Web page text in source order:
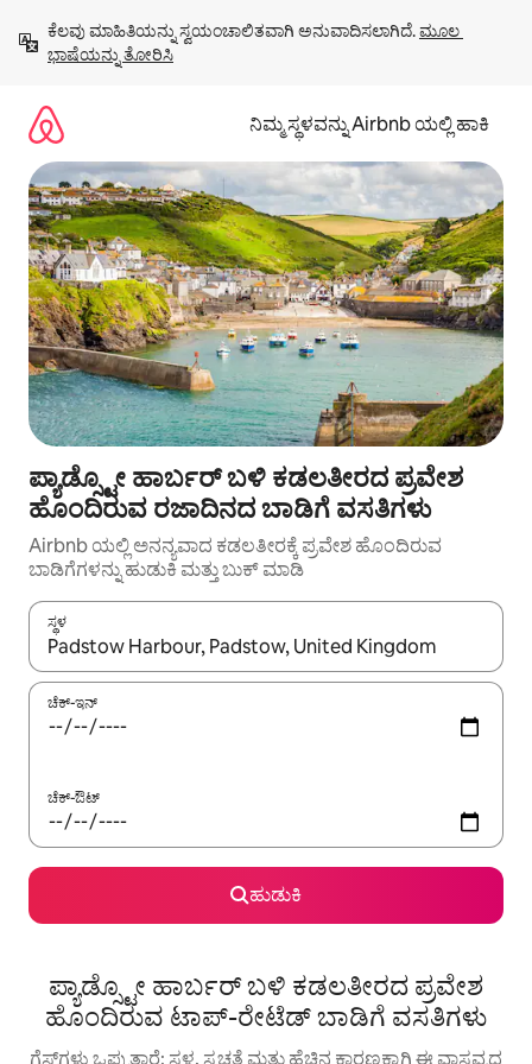
ಹೋಗಿ
ಕೆಲವು ಮಾಹಿತಿಯನ್ನು ಸ್ವಯಂಚಾಲಿತವಾಗಿ ಅನುವಾದಿಸಲಾಗಿದೆ. ಮೂಲ
ಭಾಷೆಯನ್ನು ತೋರಿಸಿ
ನಿಮ್ಮ ಸ್ಥಳವನ್ನು Airbnb ಯಲ್ಲಿ ಹಾಕಿ
ಪ್ಯಾಡ್ಸ್ಟೋ ಹಾರ್ಬರ್ ಬಳಿ ಕಡಲತೀರದ ಪ್ರವೇಶ
ಹೊಂದಿರುವ ರಜಾದಿನದ ಬಾಡಿಗೆ ವಸತಿಗಳು
Airbnb ಯಲ್ಲಿ ಅನನ್ಯವಾದ ಕಡಲತೀರಕ್ಕೆ ಪ್ರವೇಶ ಹೊಂದಿರುವ
ಬಾಡಿಗೆಗಳನ್ನು ಹುಡುಕಿ ಮತ್ತು ಬುಕ್ ಮಾಡಿ
ಸ್ಥಳ
ಫಲಿತಾಂಶಗಳು ಲಭ್ಯವಿರುವಾಗ, ಅಪ್ ಮತ್ತು ಡೌನ್ ಬಾಣದ ಕೀಲಿಗಳೊಂದಿಗೆ
ಚೆಕ್-ಇನ್
ಚೆಕ್-ಔಟ್
ಹುಡುಕಿ
ಪ್ಯಾಡ್ಸ್ಟೋ ಹಾರ್ಬರ್ ಬಳಿ ಕಡಲತೀರದ ಪ್ರವೇಶ
ಹೊಂದಿರುವ ಟಾಪ್-ರೇಟೆಡ್ ಬಾಡಿಗೆ ವಸತಿಗಳು
ಗೆಸ್ಟ್‌ಗಳು ಒಪ್ಪುತ್ತಾರೆ: ಸ್ಥಳ, ಸ್ವಚ್ಛತೆ ಮತ್ತು ಹೆಚ್ಚಿನ ಕಾರಣಕ್ಕಾಗಿ ಈ ವಾಸ್ತವ್ಯದ